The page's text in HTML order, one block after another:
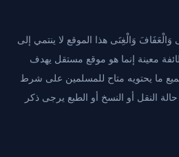
وَالْعَفَافَ وَالْغِنَى هذا الموقع لا ينتمي إلى
معينة إنما هو موقع مستقل يهدف
ما يحتويه متاح للمسلمين على شرط
النقل أو النسخ أو الطبع يرجى ذكر